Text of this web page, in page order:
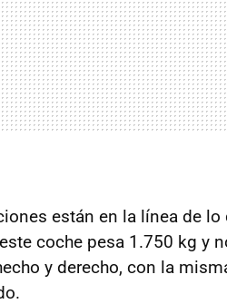
están en la línea de
coche pesa 1.750 kg y
y derecho, con la